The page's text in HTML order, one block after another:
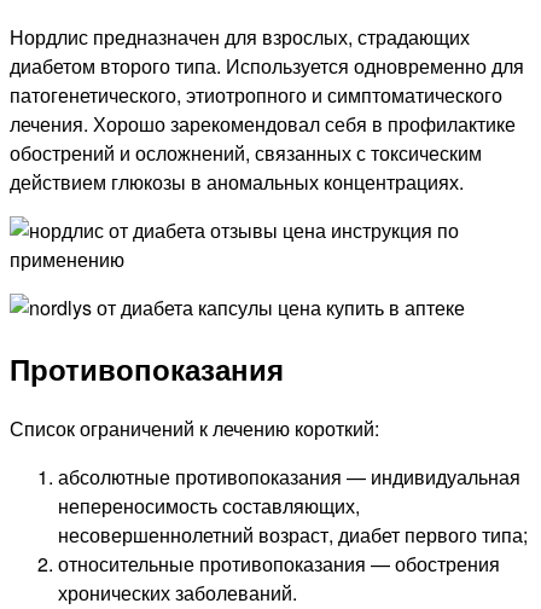
Нордлис предназначен для взрослых, страдающих
диабетом второго типа. Используется одновременно для
патогенетического, этиотропного и симптоматического
лечения. Хорошо зарекомендовал себя в профилактике
обострений и осложнений, связанных с токсическим
действием глюкозы в аномальных концентрациях.
Противопоказания
Список ограничений к лечению короткий:
абсолютные противопоказания — индивидуальная
непереносимость составляющих,
несовершеннолетний возраст, диабет первого типа;
относительные противопоказания — обострения
хронических заболеваний.